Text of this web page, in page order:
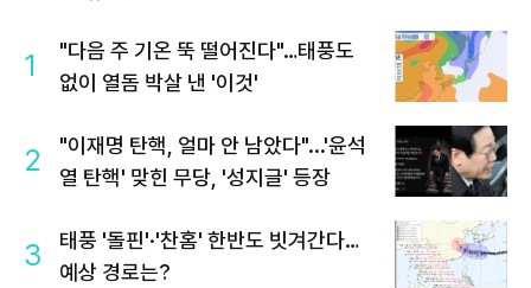
1
"다음 주 기온 뚝 떨어진다"…태풍도
없이 열돔 박살 낸 '이것'
2
"이재명 탄핵, 얼마 안 남았다"...'윤석
열 탄핵' 맞힌 무당, '성지글' 등장
3
태풍 '돌핀'·'찬홈' 한반도 빗겨간다…
예상 경로는?